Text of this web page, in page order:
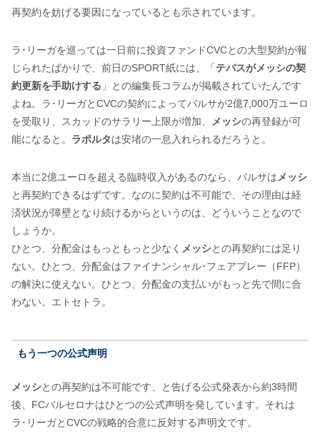
再契約を妨げる要因になっているとも示されています。
ラ･リーガを巡っては一日前に投資ファンドCVCとの大型契約が報
じられたばかりで、前日のSPORT紙には、「 テバスがメッシの契
約更新を手助けする 」との編集長コラムが掲載されていたんです
よね。ラ･リーガとCVCの契約によってバルサが2億7,000万ユーロ
を受取り、スカッドのサラリー上限が増加、
メッシの再登録が可
能になると。 ラポルタは安堵の一息入れられるだろうと。
本当に2億ユーロを超える臨時収入があるのなら、バルサは メッシ
と再契約できるはずです。なのに契約は不可能で、その理由は経
済状況が障壁となり続けるからというのは、どういうことなので
しょうか。
ひとつ、分配金はもっともっと少なく メッシとの再契約には足り
ない。ひとつ、分配金はファイナンシャル･フェアプレー（FFP）
の解決に使えない。ひとつ、分配金の支払いがもっと先で間に合
わない。エトセトラ。
もう一つの公式声明
メッシとの再契約は不可能です、と告げる公式発表から約3時間
後、FCバルセロナはひとつの公式声明を発しています。それは
ラ･リーガとCVCの戦略的合意に反対する声明文です。